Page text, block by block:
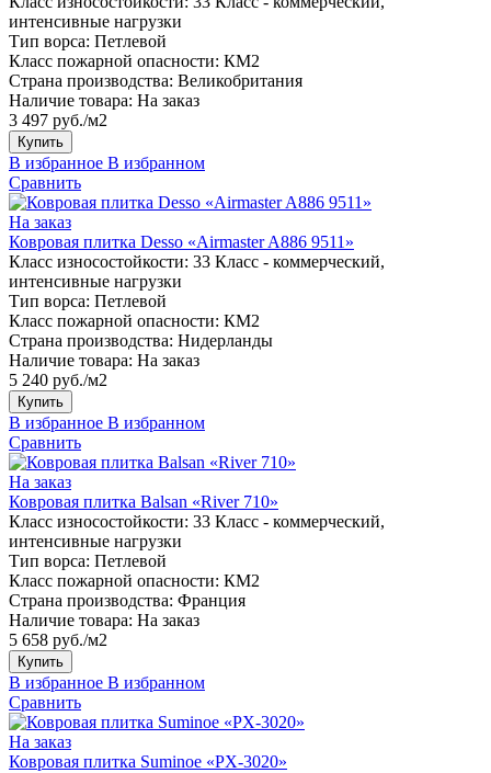
интенсивные нагрузки
Тип ворса: Петлевой
Класс пожарной опасности: КМ2
Страна производства: Великобритания
Наличие товара: На заказ
3 497 руб./м2
Купить
В избранное В избранном
Сравнить
На заказ
Ковровая плитка Desso «Airmaster A886 9511»
Класс износостойкости: 33 Класс - коммерческий,
интенсивные нагрузки
Тип ворса: Петлевой
Класс пожарной опасности: КМ2
Страна производства: Нидерланды
Наличие товара: На заказ
5 240 руб./м2
Купить
В избранное В избранном
Сравнить
На заказ
Ковровая плитка Balsan «River 710»
Класс износостойкости: 33 Класс - коммерческий,
интенсивные нагрузки
Тип ворса: Петлевой
Класс пожарной опасности: КМ2
Страна производства: Франция
Наличие товара: На заказ
5 658 руб./м2
Купить
В избранное В избранном
Сравнить
На заказ
Ковровая плитка Suminoe «PX-3020»